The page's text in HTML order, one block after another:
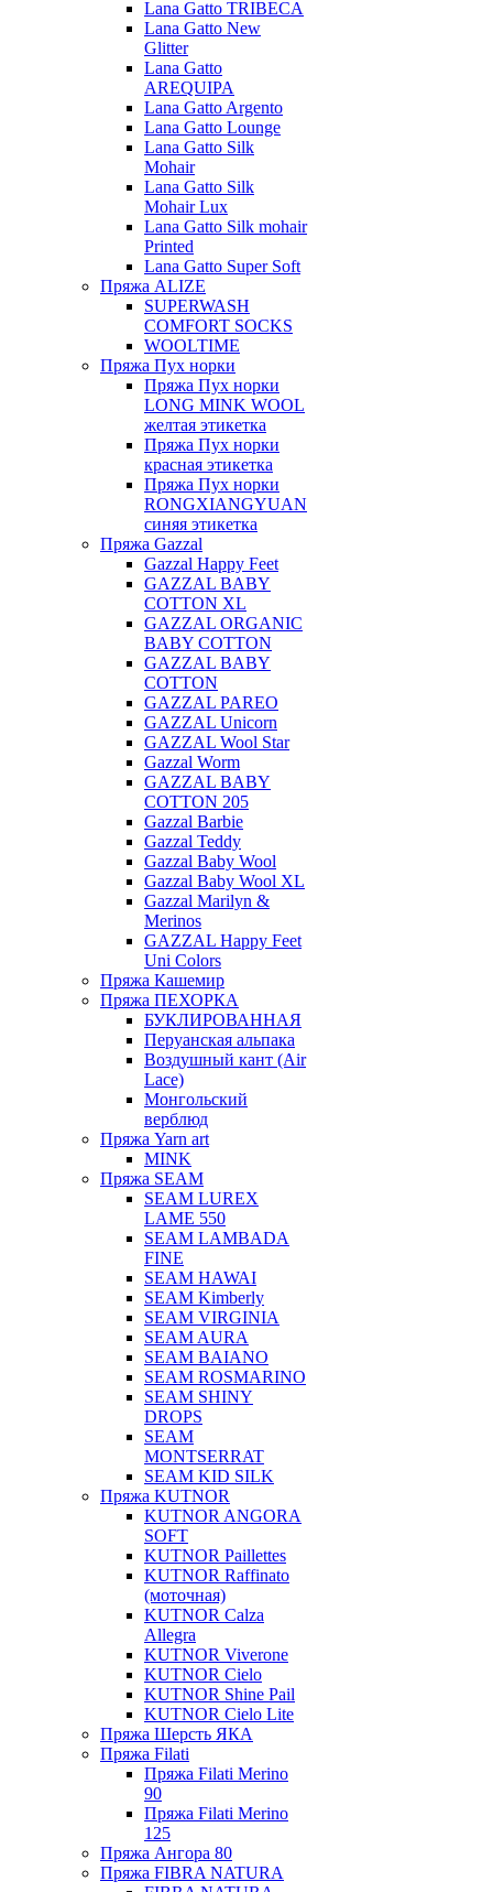
Lana Gatto TRIBECA
Lana Gatto New
Glitter
Lana Gatto
AREQUIPA
Lana Gatto Argento
Lana Gatto Lounge
Lana Gatto Silk
Mohair
Lana Gatto Silk
Mohair Lux
Lana Gatto Silk mohair
Printed
Lana Gatto Super Soft
Пряжа ALIZE
SUPERWASH
COMFORT SOCKS
WOOLTIME
Пряжа Пух норки
Пряжа Пух норки
LONG MINK WOOL
желтая этикетка
Пряжа Пух норки
красная этикетка
Пряжа Пух норки
RONGXIANGYUAN
синяя этикетка
Пряжа Gazzal
Gazzal Happy Feet
GAZZAL BABY
COTTON XL
GAZZAL ORGANIC
BABY COTTON
GAZZAL BABY
COTTON
GAZZAL PAREO
GAZZAL Unicorn
GAZZAL Wool Star
Gazzal Worm
GAZZAL BABY
COTTON 205
Gazzal Barbie
Gazzal Teddy
Gazzal Baby Wool
Gazzal Baby Wool XL
Gazzal Marilyn &
Merinos
GAZZAL Happy Feet
Uni Colors
Пряжа Кашемир
Пряжа ПЕХОРКА
БУКЛИРОВАННАЯ
Перуанская альпака
Воздушный кант (Air
Lace)
Монгольский
верблюд
Пряжа Yarn art
MINK
Пряжа SEAM
SEAM LUREX
LAME 550
SEAM LAMBADA
FINE
SEAM HAWAI
SEAM Kimberly
SEAM VIRGINIA
SEAM AURA
SEAM BAIANO
SEAM ROSMARINO
SEAM SHINY
DROPS
SEAM
MONTSERRAT
SEAM KID SILK
Пряжа KUTNOR
KUTNOR ANGORA
SOFT
KUTNOR Paillettes
KUTNOR Raffinato
(моточная)
KUTNOR Calza
Allegra
KUTNOR Viverone
KUTNOR Cielo
KUTNOR Shine Pail
KUTNOR Cielo Lite
Пряжа Шерсть ЯКА
Пряжа Filati
Пряжа Filati Merino
90
Пряжа Filati Merino
125
Пряжа Ангора 80
Пряжа FIBRA NATURA